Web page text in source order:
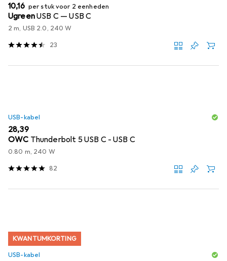
EUR
10,16 per stuk voor 2 eenheden
UgreenUSB C — USB C
2 m, USB 2.0, 240 W
23
USB-kabel
EUR
28,39
OWC Thunderbolt 5 USB C - USB C
0.80 m, 240 W
82
KWANTUMKORTING
USB-kabel